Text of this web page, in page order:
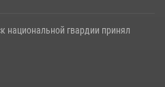
национальной гвардии принял